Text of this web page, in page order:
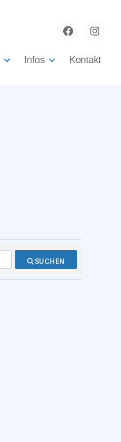
Facebook
Infos Kontakt
SUCHEN